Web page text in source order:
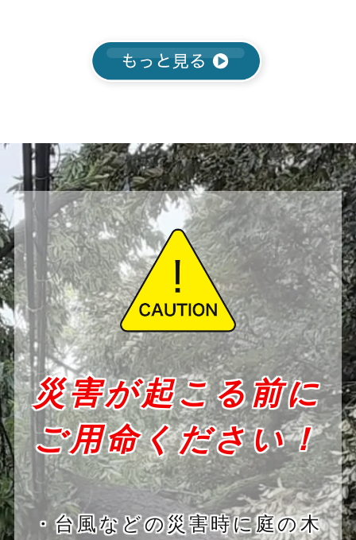
災害が起こる前に
ご用命ください！
・台風などの災害時に庭の木